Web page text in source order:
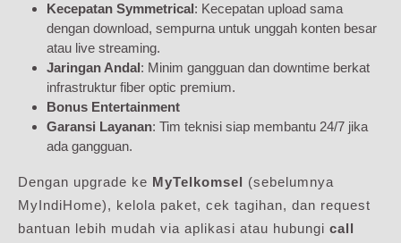
Kecepatan Symmetrical: Kecepatan upload sama
dengan download, sempurna untuk unggah konten besar
atau live streaming.
Jaringan Andal: Minim gangguan dan downtime berkat
infrastruktur fiber optic premium.
Bonus Entertainment
Garansi Layanan: Tim teknisi siap membantu 24/7 jika
ada gangguan.
Dengan upgrade ke MyTelkomsel (sebelumnya
MyIndiHome), kelola paket, cek tagihan, dan request
bantuan lebih mudah via aplikasi atau hubungi call